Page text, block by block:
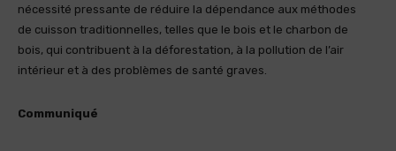
nécessité pressante de réduire la dépendance aux méthodes
de cuisson traditionnelles, telles que le bois et le charbon de
bois, qui contribuent à la déforestation, à la pollution de l’air
intérieur et à des problèmes de santé graves.
Communiqué